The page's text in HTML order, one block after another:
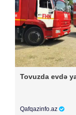
Tovuzda evdə
Qafqazinfo.az